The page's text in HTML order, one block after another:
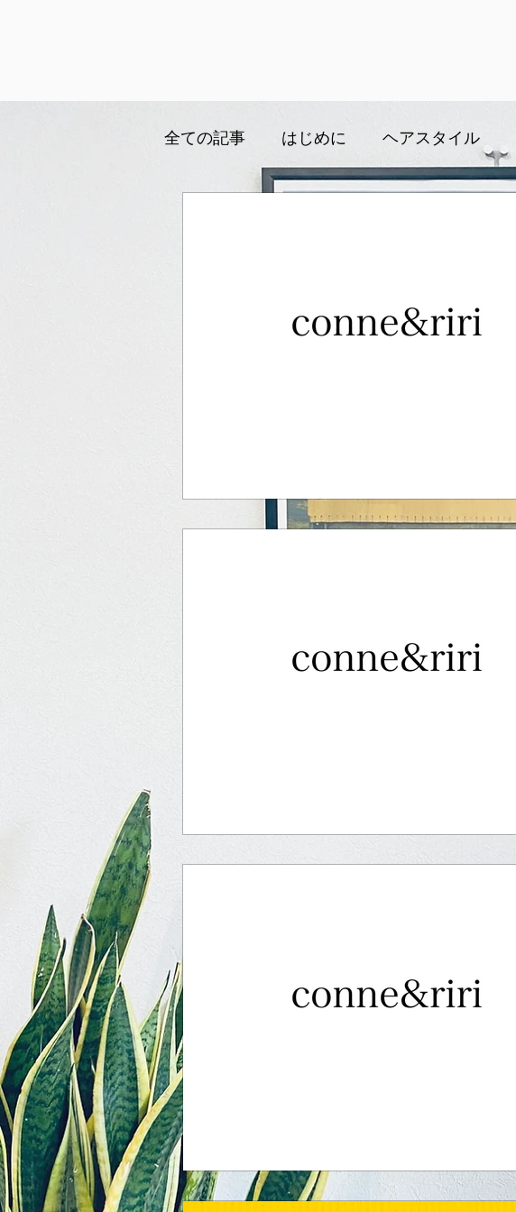
全ての記事 はじめに ヘアスタイル